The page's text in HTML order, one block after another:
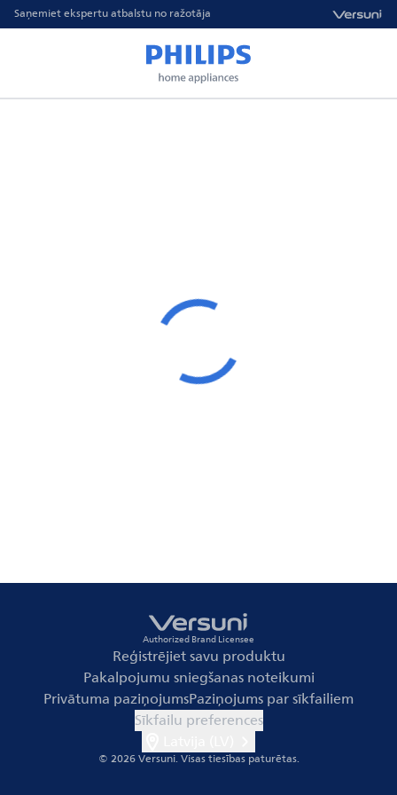
Saņemiet ekspertu atbalstu no ražotāja
Authorized Brand Licensee
Reģistrējiet savu produktu
Pakalpojumu sniegšanas noteikumi
Privātuma paziņojumsPaziņojums par sīkfailiem
Sīkfailu preferences
© 2026 Versuni.Visas tiesības paturētas.